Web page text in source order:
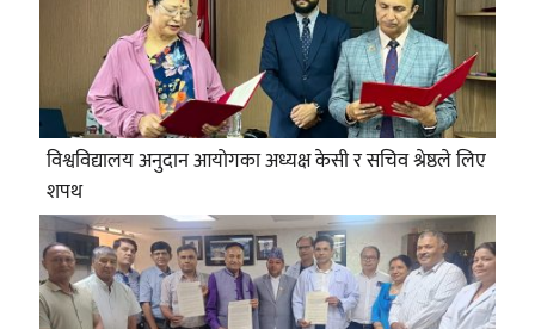
विश्वविद्यालय अनुदान आयोगका अध्यक्ष केसी र सचिव श्रेष्ठले लिए
शपथ